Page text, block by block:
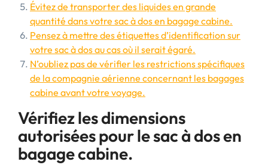
Évitez de transporter des liquides en grande
quantité dans votre sac à dos en bagage cabine.
Pensez à mettre des étiquettes d’identification sur
votre sac à dos au cas où il serait égaré.
N’oubliez pas de vérifier les restrictions spécifiques
de la compagnie aérienne concernant les bagages
cabine avant votre voyage.
Vérifiez les dimensions
autorisées pour le sac à dos en
bagage cabine.